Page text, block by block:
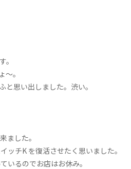
。
。
思い出しました。渋い。
ました。
ッチK を復活させたく思いました。
いるのでお店はお休み。